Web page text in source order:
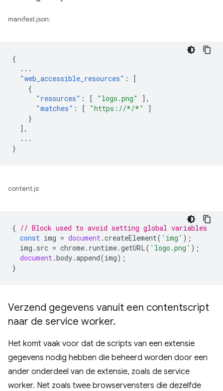
manifest.json:
{
...
"web_accessible_resources" :
[
{
"resources" : [ "logo.png"
],
"matches" : [ "https://*/*"
]
}
],
...
}
content.js:
{ // Block used to avoid setting global variables
const img = document.createElement( 'img' );
img . src = chrome. runtime.getURL( 'logo.png' );
document.body.append(img);
}
Verzend gegevens vanuit een contentscript
naar de service worker.
Het komt vaak voor dat de scripts van een extensie
gegevens nodig hebben die beheerd worden door een
ander onderdeel van de extensie, zoals de service
worker. Net zoals twee browservensters die dezelfde